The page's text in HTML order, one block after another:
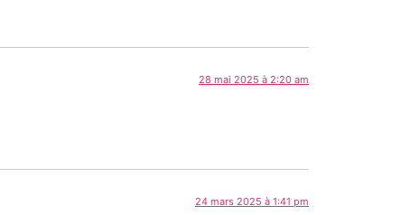
28 mai 2025 à 2:20 am
24 mars 2025 à 1:41 pm